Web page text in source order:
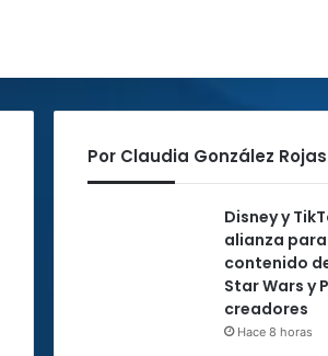
Por Claudia González Rojas
Disney y
alianza
contenido
Star Wars y
creadores
Hace 8 horas